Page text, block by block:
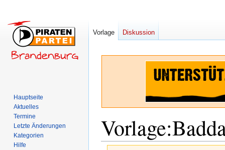
Vorlage:
Vorlage Diskussion
Hauptseite
Aktuelles
Termine
Letzte Änderungen
Kategorien
Hilfe